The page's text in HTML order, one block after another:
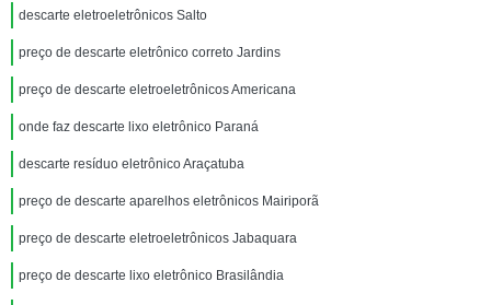
descarte eletroeletrônicos Salto
preço de descarte eletrônico correto Jardins
preço de descarte eletroeletrônicos Americana
onde faz descarte lixo eletrônico Paraná
descarte resíduo eletrônico Araçatuba
preço de descarte aparelhos eletrônicos Mairiporã
preço de descarte eletroeletrônicos Jabaquara
preço de descarte lixo eletrônico Brasilândia